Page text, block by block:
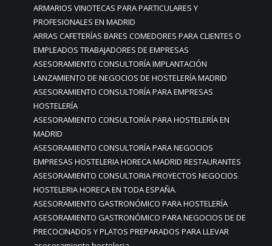
ARMARIOS VINOTECAS PARA PARTICULARES Y
PROFESIONALES EN MADRID
ARRAS CAFETERÍAS BARES COMEDORES PARA CLIENTES O
EMPLEADOS TRABAJADORES DE EMPRESAS
ASESORAMIENTO CONSULTORÍA IMPLANTACIÓN
LANZAMIENTO DE NEGOCIOS DE HOSTELERÍA MADRID
ASESORAMIENTO CONSULTORÍA PARA EMPRESAS
HOSTELERÍA
ASESORAMIENTO CONSULTORÍA PARA HOSTELERÍA EN
MADRID
ASESORAMIENTO CONSULTORÍA PARA NEGOCIOS
EMPRESAS HOSTELERIA HORECA MADRID RESTAURANTES
ASESORAMIENTO CONSULTORIA PROYECTOS NEGOCIOS
HOSTELERIA HORECA EN TODA ESPAÑA.
ASESORAMIENTO GASTRONÓMICO PARA HOSTELERÍA
ASESORAMIENTO GASTRONÓMICO PARA NEGOCIOS DE DE
PRECOCINADOS Y PLATOS PREPARADOS PARA LLEVAR